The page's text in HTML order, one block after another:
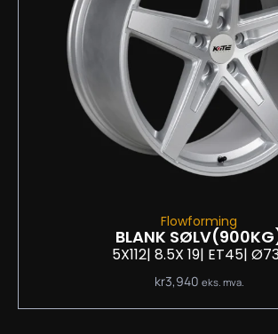
Flowforming
BLANK SØLV
5X112| 8.5X 19| ET45|
kr3,940 eks. mva.